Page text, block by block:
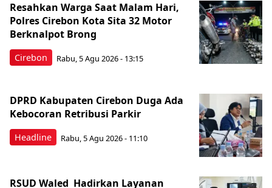
Cirebon
Resahkan Warga Saat Malam Hari,
Polres Cirebon Kota Sita 32 Motor
Berknalpot Brong
Rabu, 5 Agu 2026 - 13:15
Headline
DPRD Kabupaten Cirebon Duga Ada
Kebocoran Retribusi Parkir
Rabu, 5 Agu 2026 - 11:10
RSUD Waled Hadirkan Layanan